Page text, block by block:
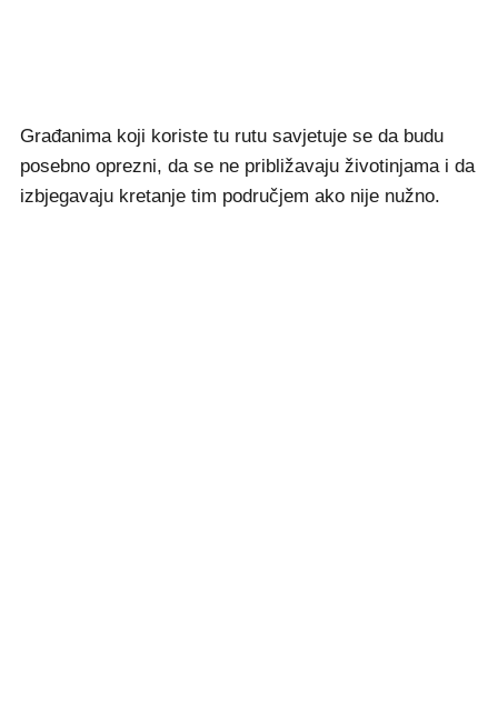
Građanima koji koriste tu rutu savjetuje se da budu
posebno oprezni, da se ne približavaju životinjama i da
izbjegavaju kretanje tim područjem ako nije nužno.